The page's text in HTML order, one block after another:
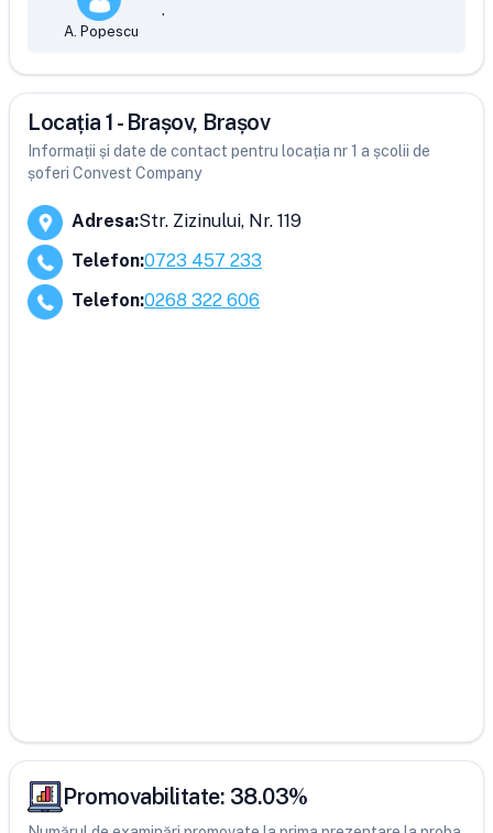
A. Popescu
.
Locația 1 - Brașov, Brașov
Informații și date de contact pentru locația nr 1 a școlii de
șoferi Convest Company
Adresa:Str. Zizinului, Nr. 119
Telefon:0723 457 233
Telefon:0268 322 606
Promovabilitate: 38.03%